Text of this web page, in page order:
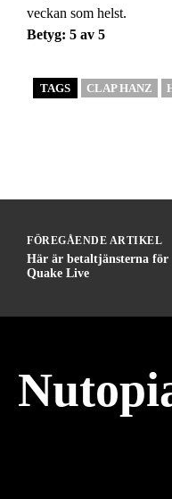
veckan som helst.
Betyg: 5 av 5
TAGS CLAP HANZ
FÖREGÅENDE ARTIKEL
Här är betaltjänsterna för
Quake Live